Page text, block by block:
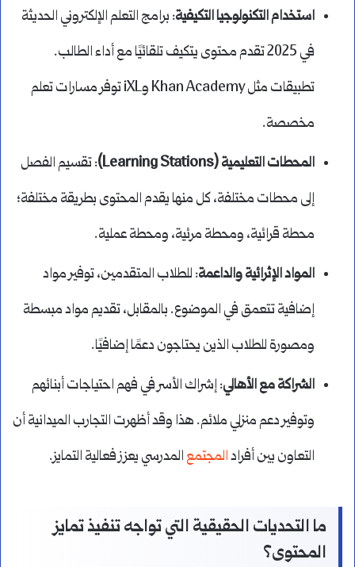
استخدام التكنولوجيا التكيفية: برامج التعلم الإلكتروني الحديثة
في 2025 تقدم محتوى يتكيف تلقائيًا مع أداء الطالب.
تطبيقات مثل Khan Academy وiXL توفر مسارات تعلم
مخصصة.
المحطات التعليمية (Learning Stations)
: تقسيم الفصل
إلى محطات مختلفة، كل منها يقدم المحتوى بطريقة مختلفة؛
محطة قرائية، ومحطة مرئية، ومحطة عملية.
المواد الإثرائية والداعمة: للطلاب المتقدمين، توفير مواد
إضافية تتعمق في الموضوع. بالمقابل، تقديم مواد مبسطة
ومصورة للطلاب الذين يحتاجون دعمًا إضافيًا.
الشراكة مع الأهالي: إشراك الأسر في فهم احتياجات أبنائهم
وتوفير دعم منزلي ملائم. هذا وقد أظهرت التجارب الميدانية أن
التعاون بين أفرادالمجتمع المدرسي يعزز فعالية التمايز.
ما التحديات الحقيقية التي تواجه تنفيذ تمايز
المحتوى؟